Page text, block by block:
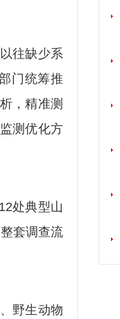
往缺少系
门统筹推
，精准测
测优化方
处典型山
套调查流
野生动物